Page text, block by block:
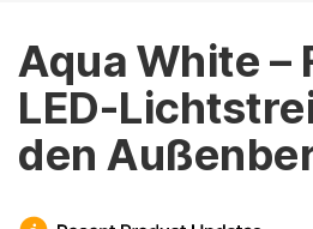
Aqua White –
LED-
den